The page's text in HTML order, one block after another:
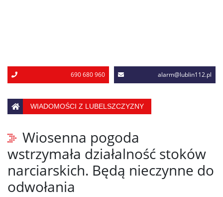
690 680 960 alarm@lublin112.pl
WIADOMOŚCI Z LUBELSZCZYZNY
Wiosenna pogoda
wstrzymała działalność stoków
narciarskich. Będą nieczynne do
odwołania